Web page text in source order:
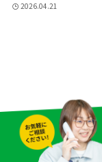
2026.04.21